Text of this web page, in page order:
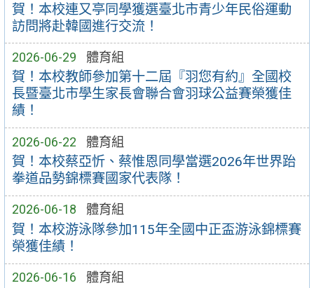
賀！本校連又亭同學獲選臺北市青少年民俗運動
訪問將赴韓國進行交流！
2026-06-29 體育組
賀！本校教師參加第十二屆『羽您有約』全國校
長暨臺北市學生家長會聯合會羽球公益賽榮獲佳
績！
2026-06-22 體育組
賀！本校蔡亞忻、蔡惟恩同學當選2026年世界跆
拳道品勢錦標賽國家代表隊！
2026-06-18 體育組
賀！本校游泳隊參加115年全國中正盃游泳錦標賽
榮獲佳績！
2026-06-16 體育組